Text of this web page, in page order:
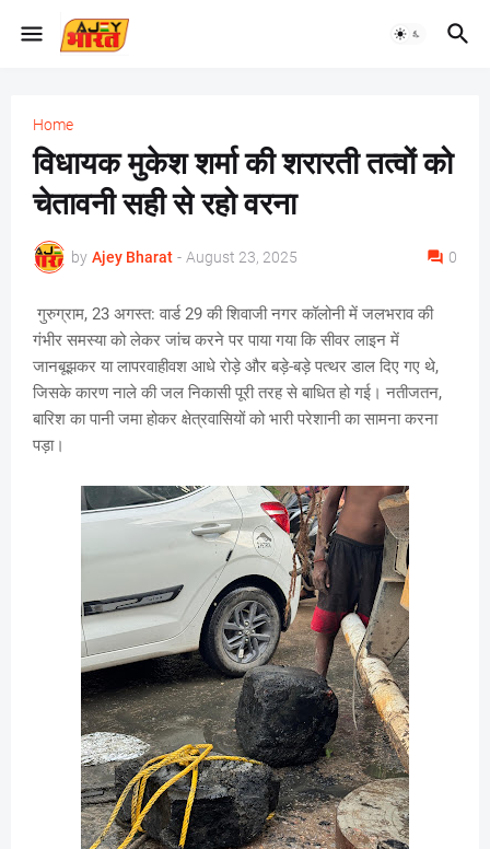
Home
विधायक मुकेश शर्मा की शरारती तत्वों को
चेतावनी सही से रहो वरना
by Ajey Bharat - August 23, 2025 0
गुरुग्राम, 23 अगस्त: वार्ड 29 की शिवाजी नगर कॉलोनी में जलभराव की
गंभीर समस्या को लेकर जांच करने पर पाया गया कि सीवर लाइन में
जानबूझकर या लापरवाहीवश आधे रोड़े और बड़े-बड़े पत्थर डाल दिए गए थे,
जिसके कारण नाले की जल निकासी पूरी तरह से बाधित हो गई। नतीजतन,
बारिश का पानी जमा होकर क्षेत्रवासियों को भारी परेशानी का सामना करना
पड़ा।